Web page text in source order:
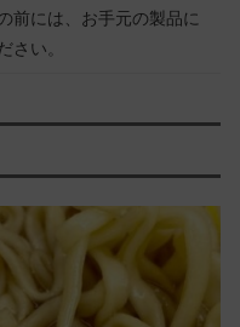
前には、お手元の製品に
さい。